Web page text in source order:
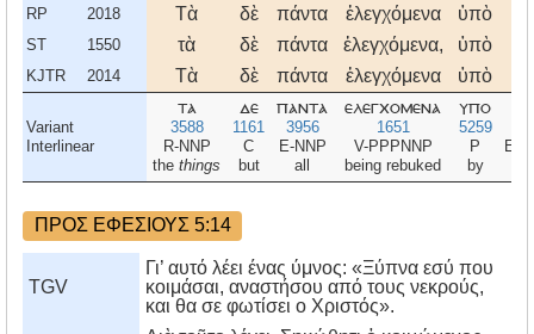
RP 2018 Τὰ δὲ πάντα ἐλεγχόμενα ὑπὸ
ST 1550 τὰ δὲ πάντα ἐλεγχόμενα, ὑπὸ
KJTR 2014 Τὰ δὲ πάντα ἐλεγχόμενα ὑπὸ
Variant
Interlinear
τα
3588
R-NNP
the things
δε
1161
C
but
παντα
3956
E-NNP
all
ελεγχομενα
1651
V-PPPNNP
being rebuked
υπο
5259
P
by
E-
ΠΡΟΣ ΕΦΕΣΙΟΥΣ 5:14
TGV
Γι’ αυτό λέει ένας ύμνος: «Ξύπνα εσύ που
κοιμάσαι, αναστήσου από τους νεκρούς,
και θα σε φωτίσει ο Χριστός».